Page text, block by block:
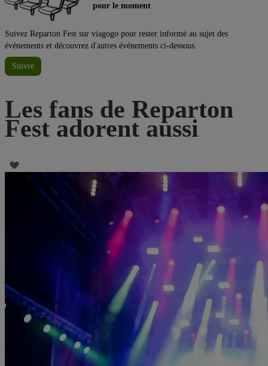
pour le moment
Suivez Reparton Fest sur viagogo pour rester informé au sujet des
événements et découvrez d'autres événements ci-dessous.
Suivre
Les fans de Reparton
Fest adorent aussi